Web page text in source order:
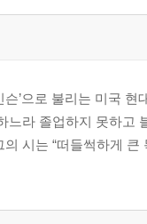
Proposition
슨’으로 불리는 미국
느라 졸업하지 못하고
의 시는 “떠들썩하게